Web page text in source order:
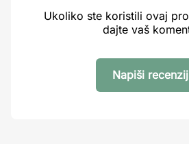
Ukoliko ste koristili ovaj
dajte vaš
Napiši